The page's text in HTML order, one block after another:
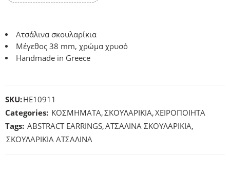
Ατσάλινα σκουλαρίκια
Μέγεθος 38 mm, χρώμα χρυσό
Handmade in Greece
SKU:HE10911
Categories: ΚΟΣΜΗΜΑΤΑ,ΣΚΟΥΛΑΡΙΚΙΑ,ΧΕΙΡΟΠΟΙΗΤΑ
Tags: ABSTRACT EARRINGS,ΑΤΣΑΛΙΝΑ ΣΚΟΥΛΑΡΙΚΙΑ,
ΣΚΟΥΛΑΡΙΚΙΑ ΑΤΣΑΛΙΝΑ